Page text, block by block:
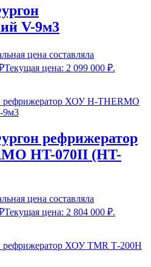
V-9м3
цена составляла
Текущая цена: 2 099 000 ₽.
рефрижератор
HT-070II (HT-
цена составляла
Текущая цена: 2 804 000 ₽.